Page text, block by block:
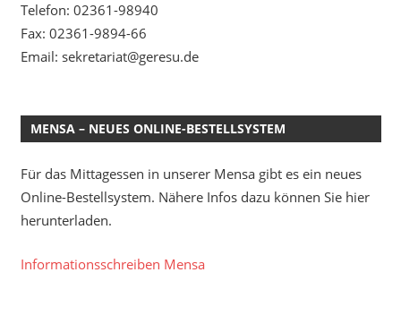
Telefon: 02361-98940
Fax: 02361-9894-66
Email: sekretariat@geresu.de
MENSA – NEUES ONLINE-BESTELLSYSTEM
Für das Mittagessen in unserer Mensa gibt es ein neues
Online-Bestellsystem. Nähere Infos dazu können Sie hier
herunterladen.
Informationsschreiben Mensa